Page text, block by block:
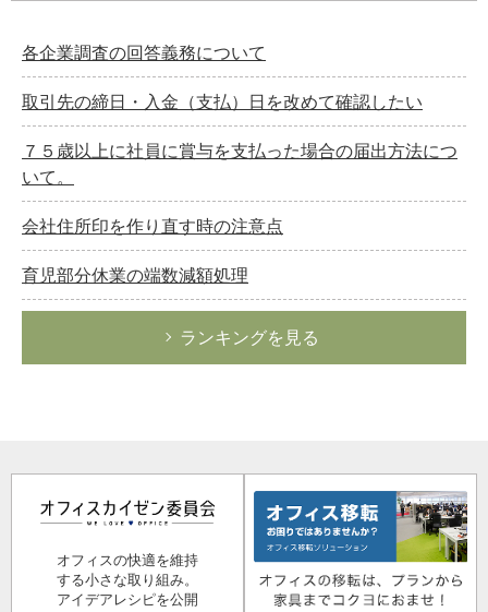
各企業調査の回答義務について
取引先の締日・入金（支払）日を改めて確認したい
７５歳以上に社員に賞与を支払った場合の届出方法につ
いて。
会社住所印を作り直す時の注意点
育児部分休業の端数減額処理
ランキングを見る
オフィスの快適を維持
する小さな取り組み。
アイデアレシピを公開